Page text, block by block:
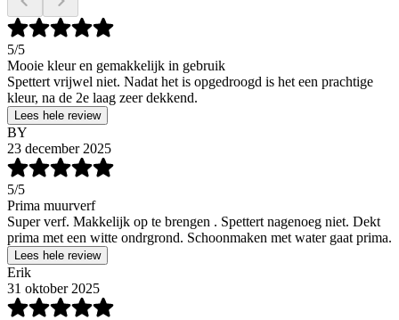
5/5
Mooie kleur en gemakkelijk in gebruik
Spettert vrijwel niet. Nadat het is opgedroogd is het een prachtige
kleur, na de 2e laag zeer dekkend.
Lees hele review
BY
23 december 2025
5/5
Prima muurverf
Super verf. Makkelijk op te brengen . Spettert nagenoeg niet. Dekt
prima met een witte ondrgrond. Schoonmaken met water gaat prima.
Lees hele review
Erik
31 oktober 2025